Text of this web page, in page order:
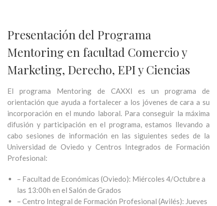
Presentación del Programa
Mentoring en facultad Comercio y
Marketing, Derecho, EPI y Ciencias
El programa Mentoring de CAXXI es un programa de
orientación que ayuda a fortalecer a los jóvenes de cara a su
incorporación en el mundo laboral. Para conseguir la máxima
difusión y participación en el programa, estamos llevando a
cabo sesiones de información en las siguientes sedes de la
Universidad de Oviedo y Centros Integrados de Formación
Profesional:
– Facultad de Económicas (Oviedo): Miércoles 4/Octubre a
las 13:00h en el Salón de Grados
– Centro Integral de Formación Profesional (Avilés): Jueves